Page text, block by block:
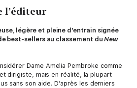
l’éditeur
légère et pleine d’entrain signée
best-sellers au classement duNew
Dame Amelia Pembroke comme
dirigiste, mais en réalité, la plupart
sans son aide. D’après les derniers